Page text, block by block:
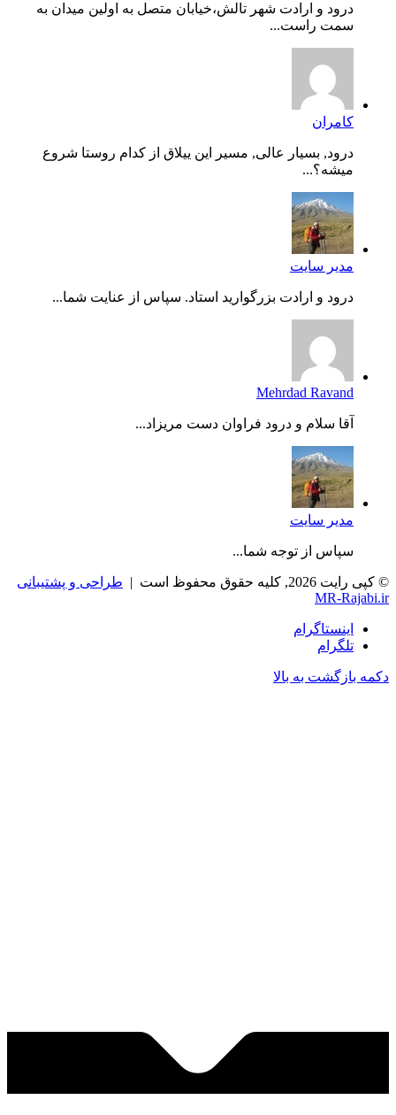
درود و ارادت شهر تالش،خیابان متصل به اولین میدان به
سمت راست...
کامران
درود, بسیار عالی, مسیر این ییلاق از کدام روستا شروع
میشه؟...
مدیر سایت
درود و ارادت بزرگوارید استاد. سپاس از عنایت شما...
Mehrdad Ravand
آقا سلام و درود فراوان دست مریزاد...
مدیر سایت
سپاس از توجه شما...
© کپی رایت 2026, کلیه حقوق محفوظ است |
طراحی و پشتیبانی
MR-Rajabi.ir
اینستاگرام
تلگرام
دکمه بازگشت به بالا